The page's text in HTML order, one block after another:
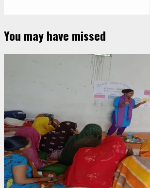
You may have missed